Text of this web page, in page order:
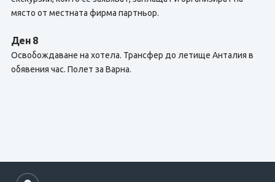
място от местната фирма партньор.
Ден 8
Освобождаване на хотела. Трансфер до летище Анталия в
обявения час. Полет за Варна.